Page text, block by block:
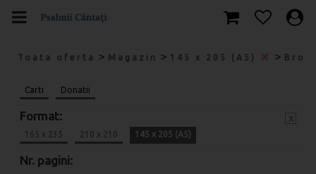
Toata oferta > Magazin > 145 x 205 (A5) >
Carti Donatii
Format:
165 x 235 210 x 210 145 x 205 (A5)
Nr. pagini: